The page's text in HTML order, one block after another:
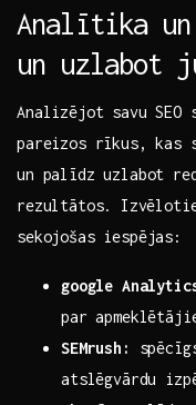
Analītika
un uzlabot
Analizējot savu
pareizos rīkus, kas
un palīdz uzlabot
rezultātos.⁤
sekojošas iespējas:
google
par
SEMrush:
atslēgvārdu